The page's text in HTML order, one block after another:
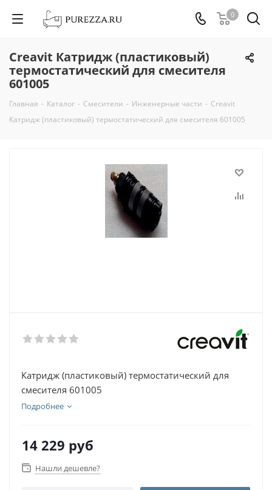
0
Creavit Катридж (пластиковый)
термостатический для смесителя
601005
Главная - Каталог - Смесители - Инженерные части - Creavit
Катридж (пластиковый) термостатический для смесителя 601005
Катридж (пластиковый) термостатический для
смесителя 601005
Подробнее
14 229 руб
Нашли дешевле?